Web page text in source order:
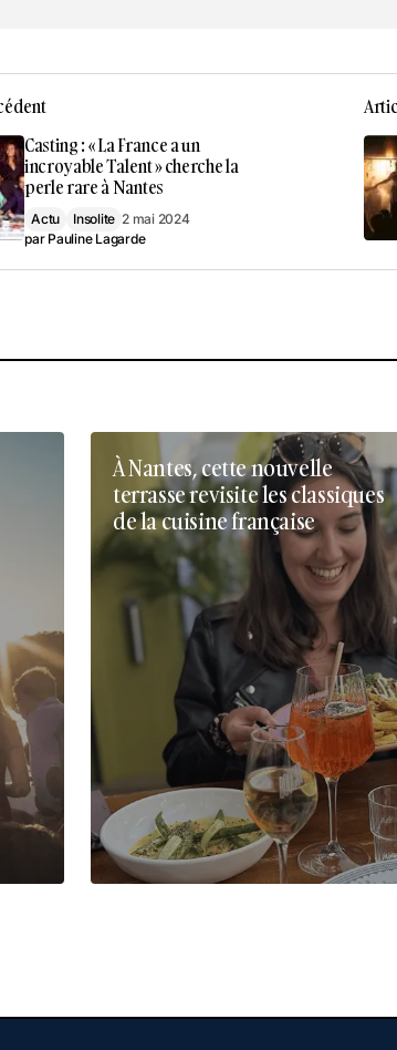
Casting : « La France a un
incroyable Talent » cherche la
perle rare à Nantes
Actu Insolite 2 mai 2024
par Pauline Lagarde
À Nantes, cette nouvelle
terrasse revisite les classiques
de la cuisine française